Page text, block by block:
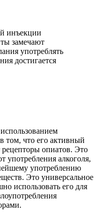
инъекции
замечают
употреблять
достигается
том, что его активный
опиатов. Это
употребления алкоголя,
употреблению
Это универсальное
использовать его для